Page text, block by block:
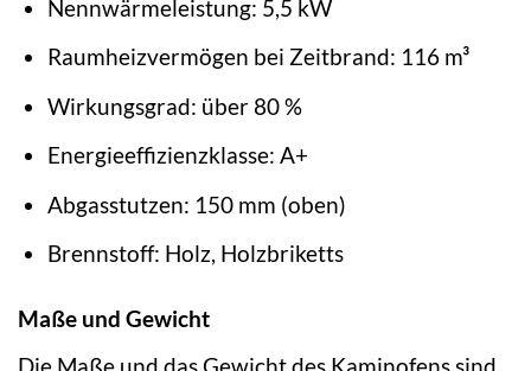
Nennwärmeleistung: 5,5 kW
Raumheizvermögen bei Zeitbrand: 116 m³
Wirkungsgrad: über 80 %
Energieeffizienzklasse: A+
Abgasstutzen: 150 mm (oben)
Brennstoff: Holz, Holzbriketts
Maße und Gewicht